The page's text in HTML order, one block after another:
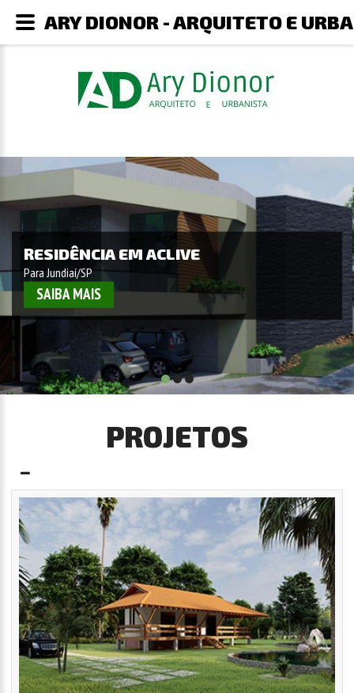
RESIDÊNCIA EM ACLIVE
Para Jundiaí/SP
SAIBA MAIS
PROJETOS
ARY DIONOR - ARQUITETO E